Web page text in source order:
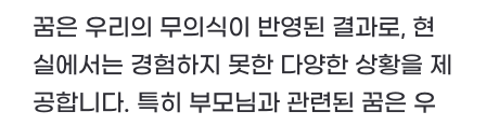
꿈은 우리의 무의식이 반영된 결과로, 현
실에서는 경험하지 못한 다양한 상황을 제
공합니다. 특히 부모님과 관련된 꿈은 우